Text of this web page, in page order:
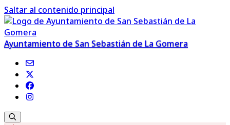
Saltar al contenido principal
Ayuntamiento de San Sebastián de La Gomera